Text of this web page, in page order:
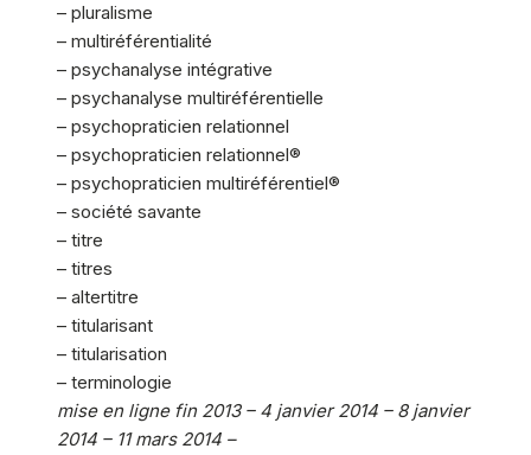
– pluralisme
– multiréférentialité
– psychanalyse intégrative
– psychanalyse multiréférentielle
– psychopraticien relationnel
– psychopraticien relationnel®
– psychopraticien multiréférentiel®
– société savante
– titre
– titres
– altertitre
– titularisant
– titularisation
– terminologie
mise en ligne fin 2013 – 4 janvier 2014 – 8 janvier
2014 – 11 mars 2014 –